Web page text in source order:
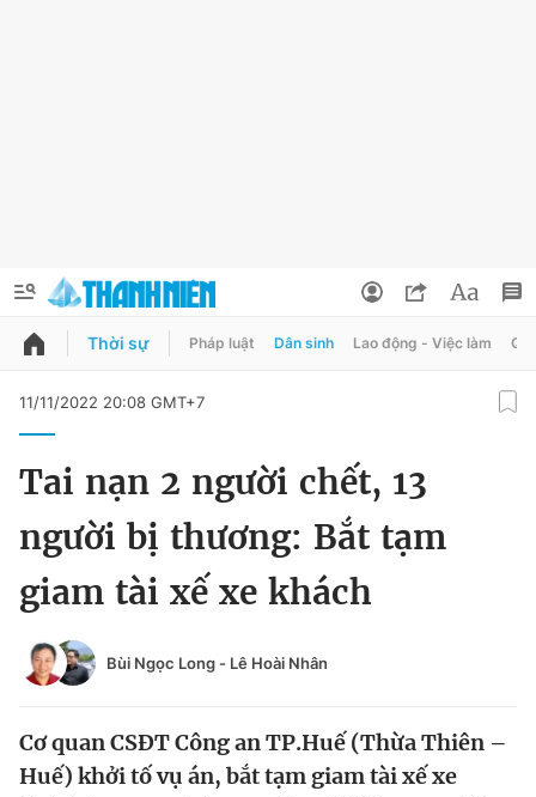
QUẢNG CÁO
Chuyên mục
Chuyên mục khác
Chào ngày mới
Tin thị trường
Video Magazine
Đổi mật khẩu
Tin đã lưu
Tin đã xem
Đăng xuất
Thời sự Pháp luật Dân sinh Lao động - Việc làm
11/11/2022 20:08 GMT+7
Tai nạn 2 người chết, 13
người bị thương: Bắt tạm
giam tài xế xe khách
Bùi Ngọc Long - Lê Hoài Nhân
Cơ quan CSĐT Công an TP.Huế (Thừa Thiên –
Huế) khởi tố vụ án, bắt tạm giam tài xế xe